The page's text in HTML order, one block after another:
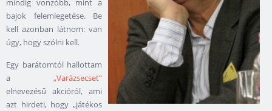
mindig vonzóbb, mint a
bajok felemlegetése. Be
kell azonban látnom: van
úgy, hogy szólni kell.
Egy barátomtól hallottam
a „Varázsecset”
elnevezésű akcióról, ami
azt hirdeti, hogy „játékos